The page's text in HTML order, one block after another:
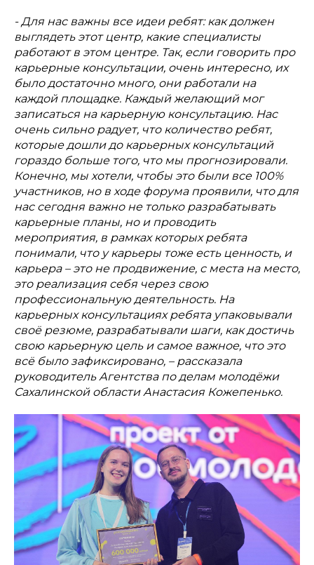
- Для нас важны все идеи ребят: как должен
выглядеть этот центр, какие специалисты
работают в этом центре. Так, если говорить про
карьерные консультации, очень интересно, их
было достаточно много, они работали на
каждой площадке. Каждый желающий мог
записаться на карьерную консультацию. Нас
очень сильно радует, что количество ребят,
которые дошли до карьерных консультаций
гораздо больше того, что мы прогнозировали.
Конечно, мы хотели, чтобы это были все 100%
участников, но в ходе форума проявили, что для
нас сегодня важно не только разрабатывать
карьерные планы, но и проводить
мероприятия, в рамках которых ребята
понимали, что у карьеры тоже есть ценность, и
карьера – это не продвижение, с места на место,
это реализация себя через свою
профессиональную деятельность. На
карьерных консультациях ребята упаковывали
своё резюме, разрабатывали шаги, как достичь
свою карьерную цель и самое важное, что это
всё было зафиксировано, – рассказала
руководитель Агентства по делам молодёжи
Сахалинской области Анастасия Кожепенько.